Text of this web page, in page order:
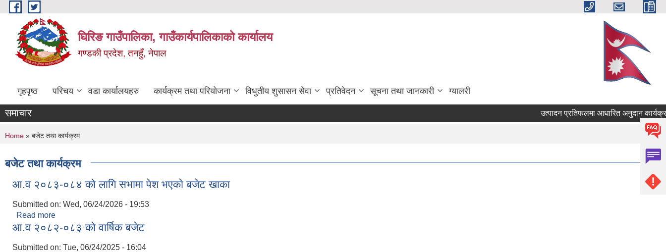
Skip to main content
घिरिङ गाउँपालिका, गाउँकार्यपालिकाको कार्यालय
गण्डकी प्रदेश, तनहुँ, नेपाल
गृहपृष्ठ परिचय वडा कार्यालयहरु कार्यक्रम तथा परियोजना विधुतीय शुसासन सेवा प्रतिवेदन सूचना तथा जानकारी ग्यालरी
समाचार उत्पादन प्रतिफलमा आधारित अनुदान
You are here
Home » बजेट तथा कार्यक्रम
बजेट तथा कार्यक्रम
आ.व २०८३-०८४ काे लागि सभामा पेश भएकाे बजेट खाका
Submitted on: Wed, 06/24/2026 - 19:53
Read more
आ.व २०८२-०८३ काे वार्षिक बजेट
Submitted on: Tue, 06/24/2025 - 16:04